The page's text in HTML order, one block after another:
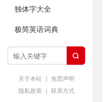
独体字大全
极简英语词典

关于本站 | 免责声明
隐私政策 | 联系方式